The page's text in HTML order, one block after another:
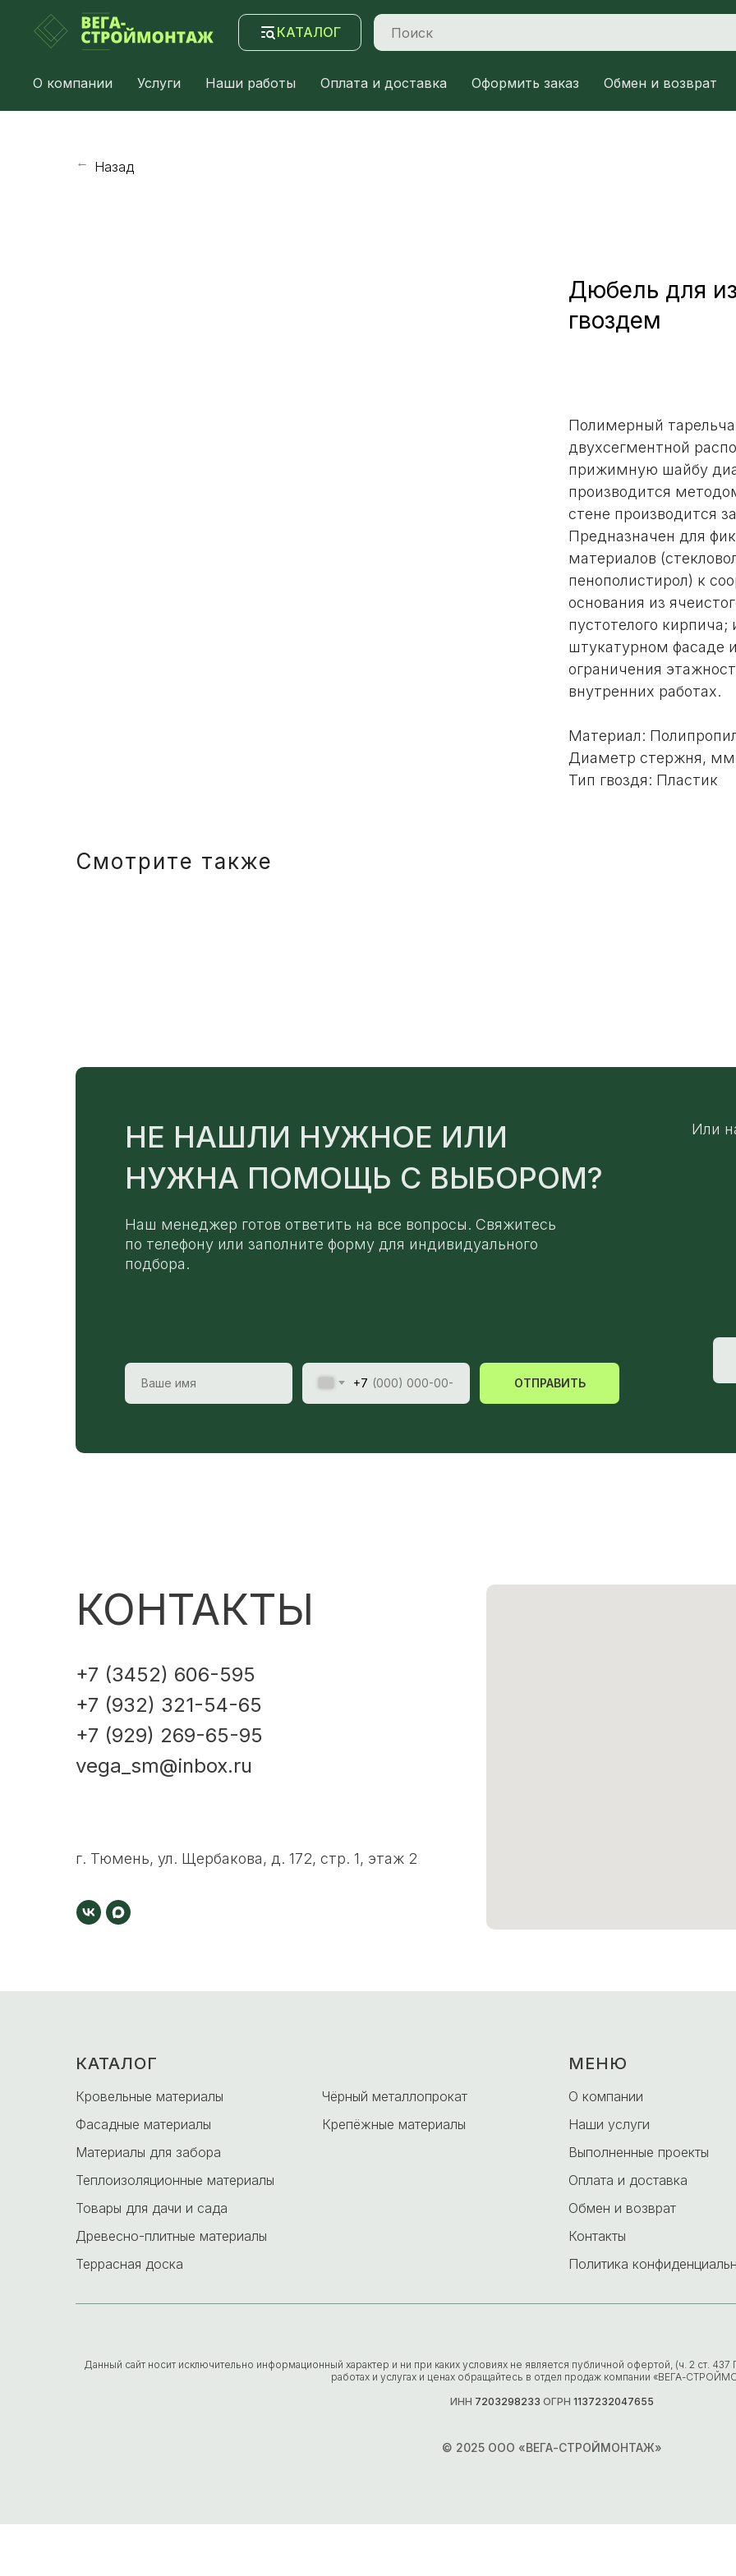
КАТАЛОГ
О компании Услуги Наши работы Оплата и доставка Оформить заказ Обмен и возврат
→ Назад
Дюбель для
гвоздем
Полимерный
двухсегментной
прижимную шайбу
производится
стене производится
Предназначен для
материалов
пенополистирол) к
основания из
пустотелого
штукатурном фасаде
ограничения
внутренних работах.
Материал:
Диаметр стержня,
Тип гвоздя: Пластик
Смотрите также
НЕ НАШЛИ НУЖНОЕ ИЛИ
НУЖНА ПОМОЩЬ С ВЫБОРОМ?
Или
Наш менеджер готов ответить на все вопросы. Свяжитесь
по телефону или заполните форму для индивидуального
подбора.
+7 ОТПРАВИТЬ
КОНТАКТЫ
+7 (3452) 606-595
+7 (932) 321-54-65
+7 (929) 269-65-95
vega_sm@inbox.ru
г. Тюмень, ул. Щербакова, д. 172, стр. 1, этаж 2
КАТАЛОГ
Кровельные материалы
Фасадные материалы
Материалы для забора
Теплоизоляционные материалы
Товары для дачи и сада
Древесно-плитные материалы
Террасная доска
Чёрный металлопрокат
Крепёжные материалы
МЕНЮ
О компании
Наши услуги
Выполненные проекты
Оплата и доставка
Обмен и возврат
Контакты
Политика
Данный сайт носит исключительно информационный характер и ни при каких условиях не является публичной офертой, (ч. 2 ст.
работах и услугах и ценах обращайтесь в отдел продаж компании «ВЕГА-
ИНН 7203298233 ОГРН 1137232047655
© 2025 ООО «ВЕГА-СТРОЙМОНТАЖ»